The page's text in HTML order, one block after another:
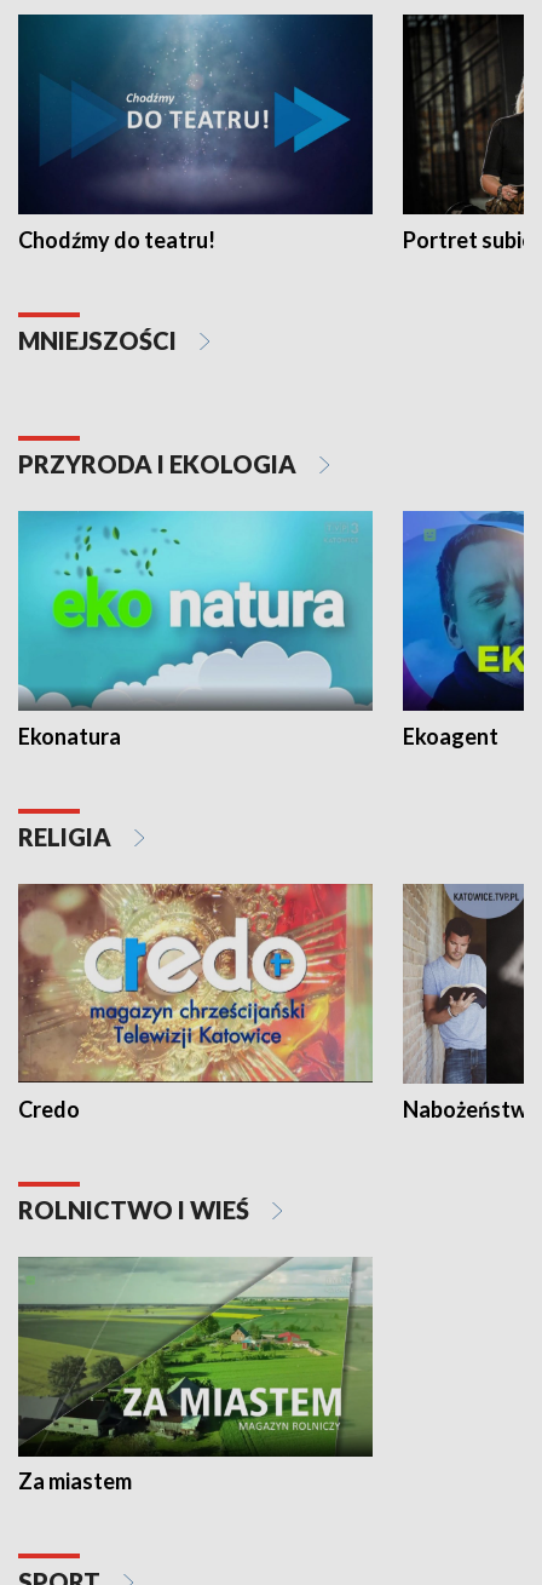
Chodźmy do teatru! Portret
MNIEJSZOŚCI
PRZYRODA I EKOLOGIA
Ekonatura Ekoagent
RELIGIA
Credo
ROLNICTWO I WIEŚ
Za miastem